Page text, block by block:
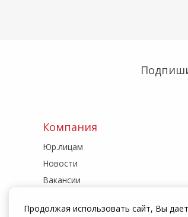
Компания
Юр.лицам
Новости
Вакансии
Адреса магазинов
Продолжая использовать сайт, Вы